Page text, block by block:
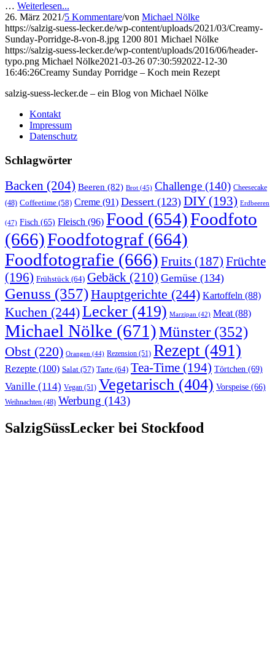
… Weiterlesen...
26. März 2021/5 Kommentare/von Michael Nölke
https://salzig-suess-lecker.de/wp-content/uploads/2021/03/Creamy-
Sunday-Porridge-8-von-8.jpg 1200 801 Michael Nölke
https://salzig-suess-lecker.de/wp-content/uploads/2016/06/header-
typo.png Michael Nölke2021-03-26 07:30:592022-12-30
16:46:26Creamy Sunday Porridge – Koch mein Rezept
salzig-suess-lecker.de – ein Blog von Michael Nölke
Kontakt
Impressum
Datenschutz
Schlagwörter
Backen (204) Beeren (82) Brot (45) Challenge (140) Cheesecake
(48) Coffeetime (58) Creme (91) Dessert (123) DIY(193) Erdbeeren
(47) Fisch (65) Fleisch (96) Food (654)Foodfoto
(666)Foodfotograf (664)
Foodfotografie (666) Fruits (187) Früchte
(196) Frühstück (64) Gebäck (210) Gemüse (134)
Genuss (357)Hauptgerichte (244) Kartoffeln (88)
Kuchen (244)Lecker (419) Marzipan (42) Meat(88)
Michael Nölke (671)Münster(352)
Obst (220) Orangen (44) Rezension (51) Rezept (491)
Rezepte (100) Salat (57) Tarte (64) Tea-Time (194) Törtchen (69)
Vanille (114) Vegan (51) Vegetarisch (404) Vorspeise (66)
Weihnachten (48) Werbung (143)
SalzigSüssLecker bei Stockfood